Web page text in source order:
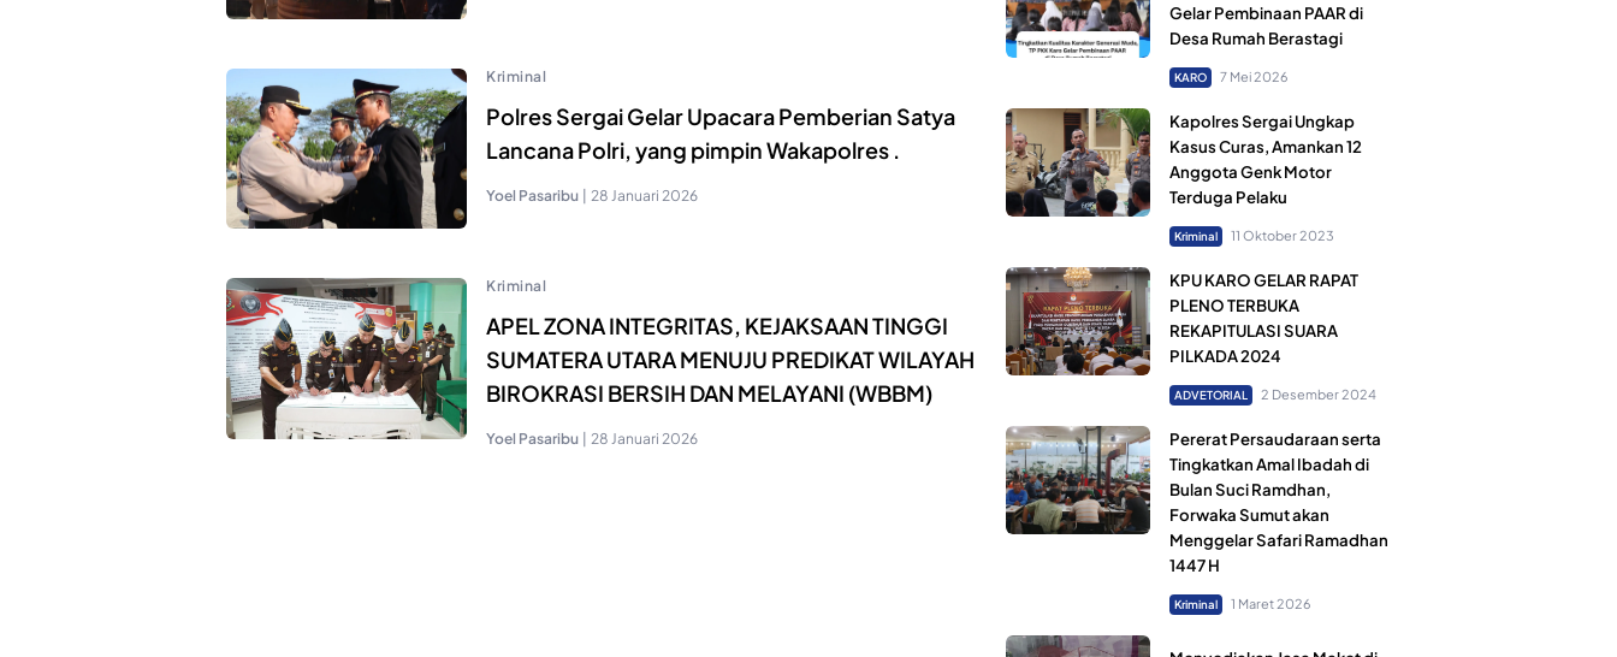
Kriminal
Polres Sergai Gelar Upacara Pemberian Satya
Lancana Polri, yang pimpin Wakapolres .
Yoel Pasaribu 28 Januari 2026
Kriminal
APEL ZONA INTEGRITAS, KEJAKSAAN TINGGI
SUMATERA UTARA MENUJU PREDIKAT WILAYAH
BIROKRASI BERSIH DAN MELAYANI (WBBM)
Yoel Pasaribu 28 Januari 2026
Gelar Pembinaan PAAR di
Desa Rumah Berastagi
KARO 7 Mei 2026
Kapolres Sergai Ungkap
Kasus Curas, Amankan 12
Anggota Genk Motor
Terduga Pelaku
Kriminal 11 Oktober 2023
KPU KARO GELAR RAPAT
PLENO TERBUKA
REKAPITULASI SUARA
PILKADA 2024
ADVETORIAL 2 Desember 2024
Pererat Persaudaraan serta
Tingkatkan Amal Ibadah di
Bulan Suci Ramdhan,
Forwaka Sumut akan
Menggelar Safari Ramadhan
1447 H
Kriminal 1 Maret 2026